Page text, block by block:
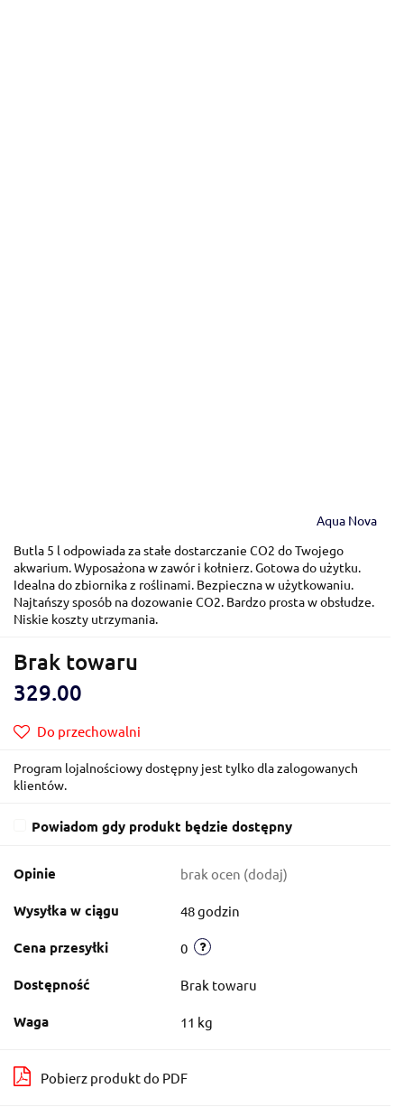
Aqua Nova
Butla 5 l odpowiada za stałe dostarczanie CO2 do Twojego
akwarium. Wyposażona w zawór i kołnierz. Gotowa do użytku.
Idealna do zbiornika z roślinami. Bezpieczna w użytkowaniu.
Najtańszy sposób na dozowanie CO2. Bardzo prosta w obsłudze.
Niskie koszty utrzymania.
Brak towaru
329.00
Do przechowalni
Program lojalnościowy dostępny jest tylko dla zalogowanych
klientów.
Powiadom gdy produkt będzie dostępny
Opinie brak ocen (dodaj)
Wysyłka w ciągu 48 godzin
Cena przesyłki 0
Dostępność Brak towaru
Waga 11 kg
Pobierz produkt do PDF